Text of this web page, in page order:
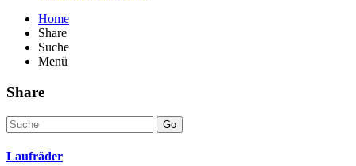
Home
Share
Suche
Menü
Share
Go
Laufräder